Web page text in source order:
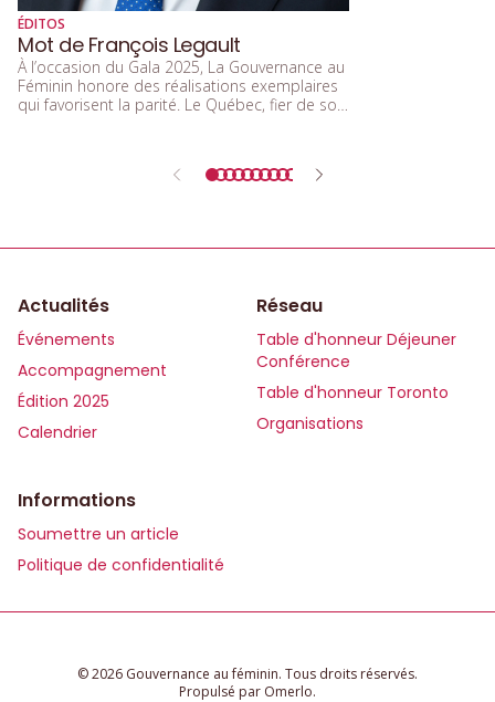
ÉDITOS
Mot de François Legault
À l’occasion du Gala 2025, La Gouvernance au
Féminin honore des réalisations exemplaires
qui favorisent la parité. Le Québec, fier de son
Actualités
Événements
Accompagnement
Édition 2025
Calendrier
Réseau
Table d'honneur Déjeuner
Conférence
Table d'honneur Toronto
Organisations
Informations
Soumettre un article
Politique de confidentialité
© 2026 Gouvernance au féminin. Tous droits réservés.
Propulsé par Omerlo.